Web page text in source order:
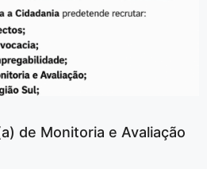
de Monitoria e Avaliação